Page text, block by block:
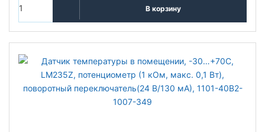
В корзину